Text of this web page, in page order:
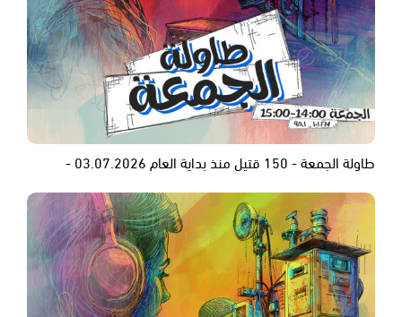
طاولة الجمعة - 150 قتيل منذ بداية العام 03.07.2026 -